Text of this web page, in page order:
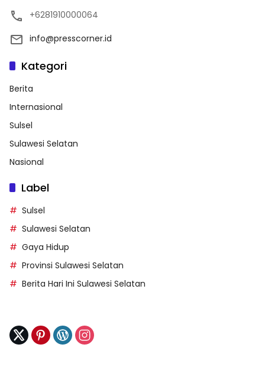
+6281910000064
info@presscorner.id
Kategori
Berita
Internasional
Sulsel
Sulawesi Selatan
Nasional
Label
Sulsel
Sulawesi Selatan
Gaya Hidup
Provinsi Sulawesi Selatan
Berita Hari Ini Sulawesi Selatan